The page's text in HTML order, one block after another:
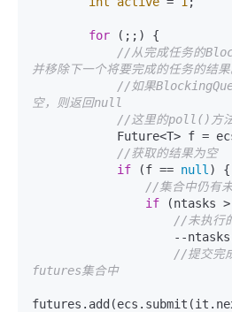
for (;;) {
//从完成任务的
并移除下一个将要完成的任务的结果
//如果
空，则返回null
//这里的poll()方法
//获取的结果为空
if (f == null ) {
//集合中仍有
if (ntasks >
//未执行
//提交完
futures集合中